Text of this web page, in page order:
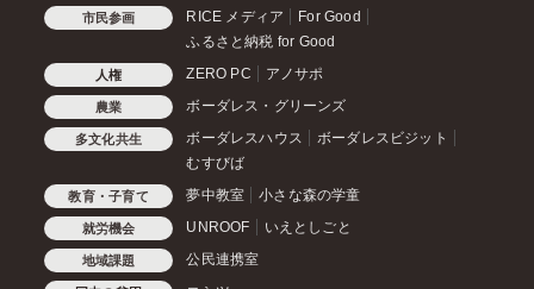
市民参画 RICE メディア
For Good
ふるさと納税 for Good
人権 ZERO PC アノサポ
農業 ボーダレス・グリーンズ
多文化共生 ボーダレスハウス
ボーダレスビジット
むすびば
教育・子育て 夢中教室 小さな森の学童
就労機会 UNROOF いえとしごと
地域課題 公民連携室